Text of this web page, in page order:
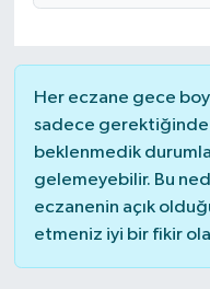
Her eczane gece
sadece gerektiğinde
beklenmedik
gelemeyebilir. Bu
eczanenin açık
etmeniz iyi bir fikir